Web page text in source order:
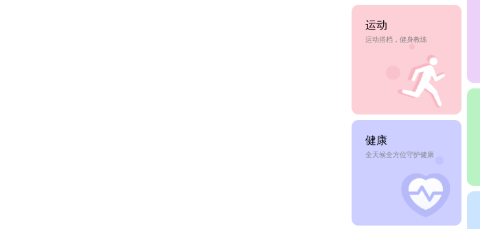
运动
运动搭档，健身教练
健康
全天候全方位守护健康